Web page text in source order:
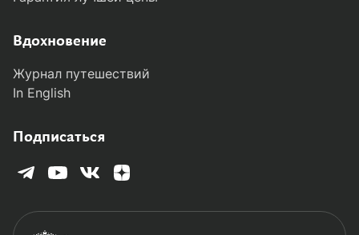
MODAL-ARRIVALS
Вдохновение
Журнал путешествий
In English
Подписаться